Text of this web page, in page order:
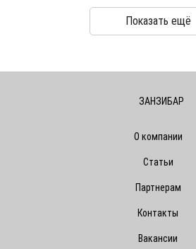
Показать ещё
ЗАНЗИБАР
О компании
Статьи
Партнерам
Контакты
Вакансии